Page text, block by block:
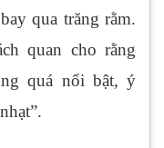
qua trăng rằm.
quan cho rằng
quá nổi bật, ý